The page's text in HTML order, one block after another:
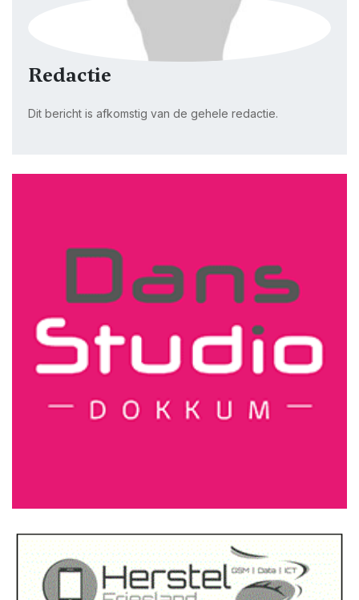
Redactie
Dit bericht is afkomstig van de gehele redactie.